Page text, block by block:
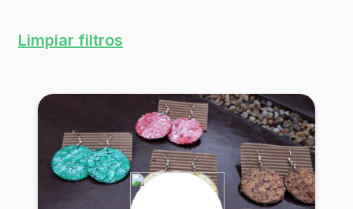
Limpiar filtros